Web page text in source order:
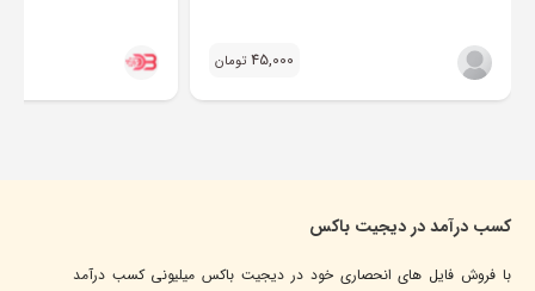
45,000 تومان
کسب درآمد در دیجیت باکس
با فروش فایل های انحصاری خود در دیجیت باکس میلیونی کسب درآمد